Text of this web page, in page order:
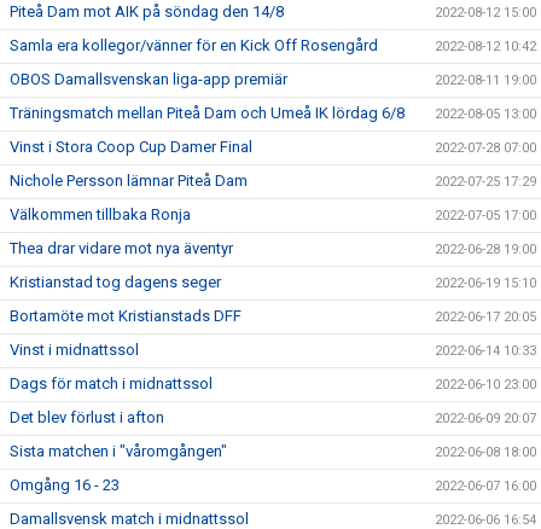
Piteå Dam mot AIK på söndag den 14/8 2022-08-12 15:00
Samla era kollegor/vänner för en Kick Off Rosengård 2022-08-12 10:42
OBOS Damallsvenskan liga-app premiär 2022-08-11 19:00
Träningsmatch mellan Piteå Dam och Umeå IK lördag 6/8 2022-08-05 13:00
Vinst i Stora Coop Cup Damer Final 2022-07-28 07:00
Nichole Persson lämnar Piteå Dam 2022-07-25 17:29
Välkommen tillbaka Ronja 2022-07-05 17:00
Thea drar vidare mot nya äventyr 2022-06-28 19:00
Kristianstad tog dagens seger 2022-06-19 15:10
Bortamöte mot Kristianstads DFF 2022-06-17 20:05
Vinst i midnattssol 2022-06-14 10:33
Dags för match i midnattssol 2022-06-10 23:00
Det blev förlust i afton 2022-06-09 20:07
Sista matchen i "våromgången" 2022-06-08 18:00
Omgång 16 - 23 2022-06-07 16:00
Damallsvensk match i midnattssol 2022-06-06 16:54